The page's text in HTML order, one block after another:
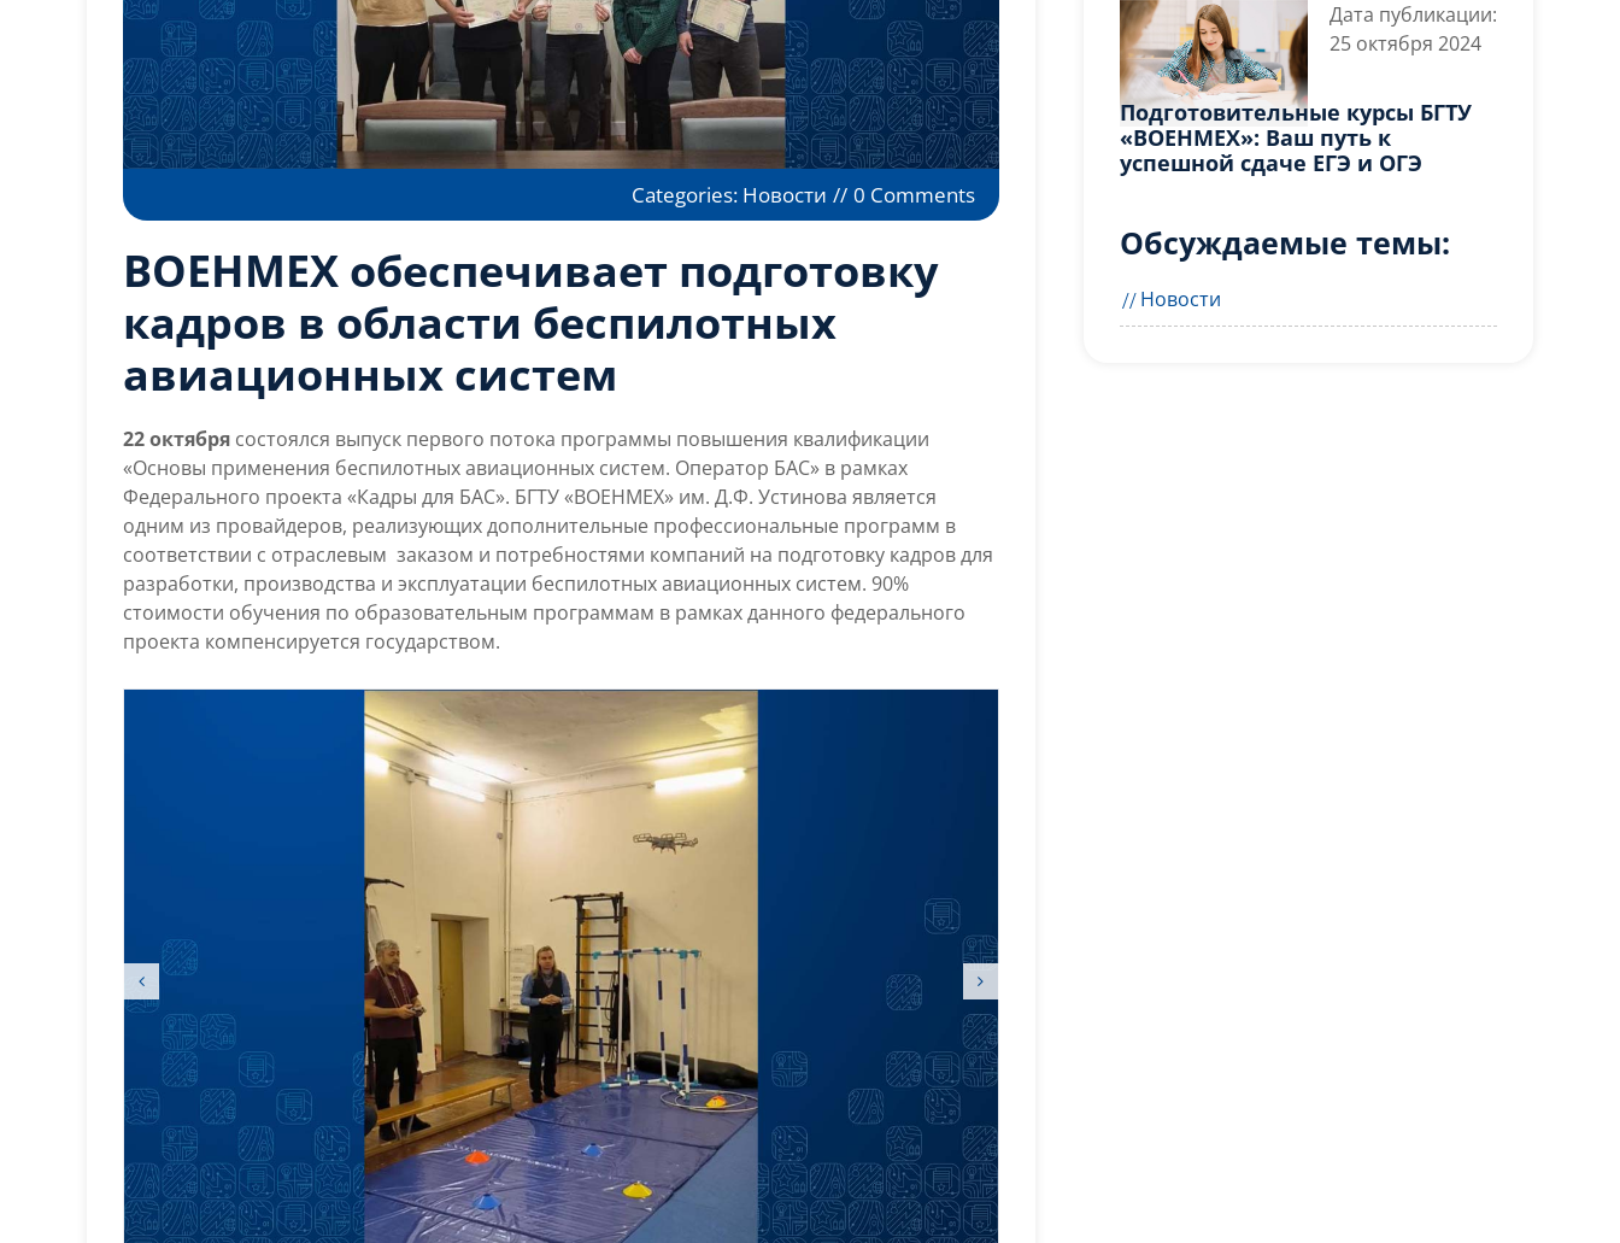
Categories: Новости // 0 Commentson
ВОЕНМЕХ
ВОЕНМЕХ обеспечивает подготовку
кадров в области беспилотных
авиационных систем
22 октября состоялся выпуск первого потока программы повышения квалификации
«Основы применения беспилотных авиационных систем. Оператор БАС» в рамках
Федерального проекта «Кадры для БАС». БГТУ «ВОЕНМЕХ» им. Д.Ф. Устинова является
одним из провайдеров, реализующих дополнительные профессиональные программ в
соответствии с отраслевым заказом и потребностями компаний на подготовку кадров для
разработки, производства и эксплуатации беспилотных авиационных систем. 90%
стоимости обучения по образовательным программам в рамках данного федерального
проекта компенсируется государством.
Дата публикации:
25 октября 2024
Подготовительные курсы БГТУ
«ВОЕНМЕХ»: Ваш путь к
успешной сдаче ЕГЭ и ОГЭ
Обсуждаемые темы:
Новости